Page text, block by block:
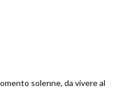
solenne, da vivere al